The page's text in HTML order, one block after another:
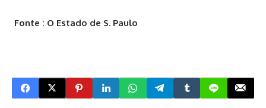
Fonte : O Estado de S. Paulo